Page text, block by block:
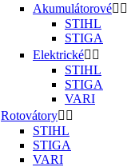
Akumulátorové 
STIHL
STIGA
Elektrické 
STIHL
STIGA
VARI
Rotovátory 
STIHL
STIGA
VARI